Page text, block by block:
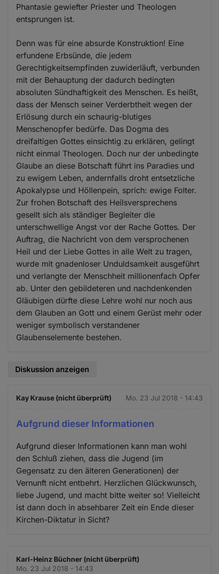
Phantasie gewiefter Priester und Theologen
entsprungen ist.
Denn was für eine absurde Konstruktion! Eine
erfundene Erbsünde, die jedem
Gerechtigkeitsempfinden zuwiderläuft, verbunden
mit der Behauptung der dadurch bedingten
absoluten Sündhaftigkeit des Menschen. Es heißt,
dass der Mensch seiner Verderbtheit wegen der
Erlösung durch ein schaurig-blutiges
Menschenopfer bedürfe. Das Dogma des
dreifaltigen Gottes einsichtig zu erklären, gelingt
nicht einmal Theologen. Doch nur der unbedingte
Glaube an diese Botschaft führt ins Paradies und
zu ewigem Leben, andernfalls droht entsetzliche
Apokalypse und Höllenpein, sprich: ewige Folter.
Zur frohen Botschaft des Heilsversprechens
gesellt sich als ständiger Begleiter die
unterschwellige Angst vor der Rache Gottes. Der
Auftrag, die Nachricht von dem versprochenen
Heil und der Liebe Gottes in alle Welt zu tragen,
wurde mit gnadenloser Unduldsamkeit ausgeführt
und verlangte der Menschheit millionenfach Opfer
ab. Unter den gebildeteren und nachdenkenden
Gläubigen dürfte diese Lehre wohl nur noch aus
dem Glauben an Gott und einem Gerüst mehr oder
weniger symbolisch verstandener
Glaubenselemente bestehen.
Diskussion anzeigen
Kay Krause (nicht überprüft) Mo. 23 Jul 2018 - 14:43
Aufgrund dieser Informationen
Aufgrund dieser Informationen kann man wohl
den Schluß ziehen, dass die Jugend (im
Gegensatz zu den älteren Generationen) der
Vernunft nicht entbehrt. Herzlichen Glückwunsch,
liebe Jugend, und macht bitte weiter so! Vielleicht
ist dann doch in absehbarer Zeit ein Ende dieser
Kirchen-Diktatur in Sicht?
Karl-Heinz Büchner (nicht überprüft)
Mo. 23 Jul 2018 - 14:43